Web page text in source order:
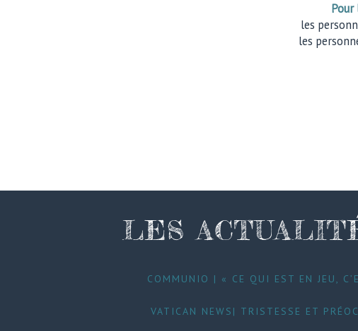
Pour
les
les
LES
COMMUNIO | « CE QUI EST EN JEU,
VATICAN NEWS| TRISTESSE ET